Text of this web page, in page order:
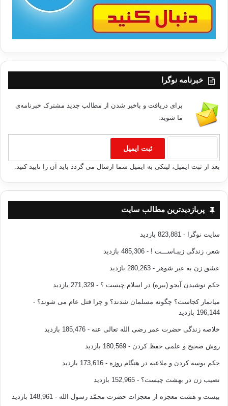
خبرنامه نوگرا
برای دریافت و باخبر شدن از مطالب جدید مشترک خبرنامه‌ی
ما شوید.
بعد از ثبت ایمیل، لینکی به ایمیل شما ارسال می گردد باید آن را تایید کنید.
پربازدیدترین مطالب سایت
سایت نوگرا - 823,881 بازدید
شعر، زندگی زیبـاســـت ! - 485,306 بازدید
عشق زن به غیر شوهر - 280,263 بازدید
حکم نوشیدن آبجو (بیره) در اسلام چیست ؟ - 271,329 بازدید
میانمار کجاست؟ چگونه مسلمان شدند؟ و چرا قتل عام می شوند؟ -
196,144 بازدید
خلاصه زندگی حضرت عمر رضی الله تعالی عنه - 185,476 بازدید
روش صحیح و علمی حفظ کردن - 180,569 بازدید
حکم بوسه کردن و ملاعبه در هنگام روزه - 173,616 بازدید
نصیب زن در بهشت چیست؟ - 152,965 بازدید
بیست و هشت معجزه از معجزات حضرت محمّد رسول الله - 148,961 بازدید